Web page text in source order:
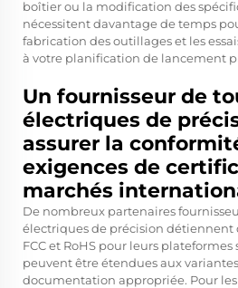
boîtier ou la modification des
nécessitent davantage de temps
fabrication des outillages et les
à votre planification de lancement
Un fournisseur de
électriques de
assurer la
exigences de
marchés
De nombreux partenaires
électriques de précision détiennent
FCC et RoHS pour leurs
peuvent être étendues aux
documentation appropriée. Pour